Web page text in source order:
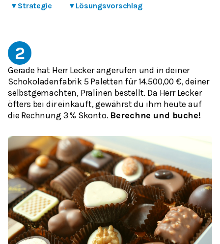
▾ Strategie ▾ Lösungsvorschlag
2
Gerade hat Herr Lecker angerufen und in deiner
Schokoladenfabrik 5 Paletten für 14.500,00 €, deiner
selbstgemachten, Pralinen bestellt. Da Herr Lecker
öfters bei dir einkauft, gewährst du ihm heute auf
die Rechnung 3 % Skonto. Berechne und buche!